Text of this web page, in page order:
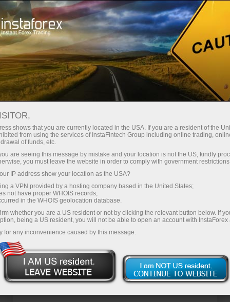
For Traders Analytical Reviews Technical analysis
02.04.2026: विदेशी मुद्रा विश्लेषण और
समीक्षा: Forex forecast 02/04/2026:
EUR/USD, USD/JPY, GBP/USD, USDX,
SP500, Gold, Oil and Bitcoin
ट्रेडिंग खाता खोलें
डेमो खाता खोलें
shows that you are currently located in the USA. If you are a resident of the
from using the services of InstaFintech Group including online trading,
of funds, etc.
are seeing this message by mistake and your location is not the US, kindly
you must leave the website in order to comply with government
IP address show your location as the USA?
a VPN provided by a hosting company based in the United States;
not have proper WHOIS records;
in the WHOIS geolocation database.
whether you are a US resident or not by clicking the relevant button below. If
being a US resident, you will not be able to open an account with InstaForex
for any inconvenience caused by this message.